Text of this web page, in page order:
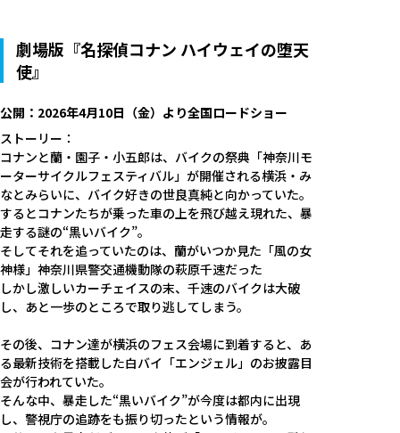
劇場版『名探偵コナン ハイウェイの堕天
使』
公開：2026年4月10日（金）より全国ロードショー
ストーリー：
コナンと蘭・園子・小五郎は、バイクの祭典「神奈川モ
ーターサイクルフェスティバル」が開催される横浜・み
なとみらいに、バイク好きの世良真純と向かっていた。
するとコナンたちが乗った車の上を飛び越え現れた、暴
走する謎の“黒いバイク”。
そしてそれを追っていたのは、蘭がいつか見た「風の女
神様」神奈川県警交通機動隊の萩原千速だった――
しかし激しいカーチェイスの末、千速のバイクは大破
し、あと一歩のところで取り逃してしまう。
その後、コナン達が横浜のフェス会場に到着すると、あ
る最新技術を搭載した白バイ「エンジェル」のお披露目
会が行われていた。
そんな中、暴走した“黒いバイク”が今度は都内に出現
し、警視庁の追跡をも振り切ったという情報が。